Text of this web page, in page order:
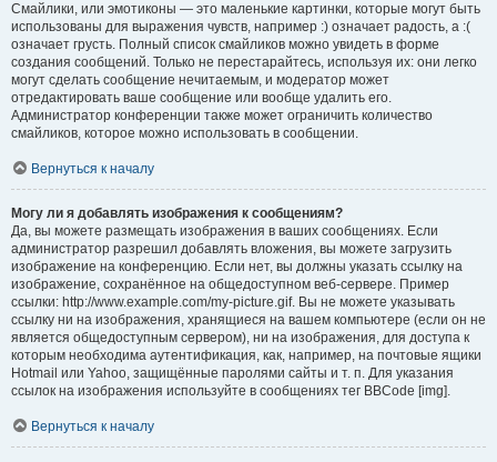
Смайлики, или эмотиконы — это маленькие картинки, которые могут быть
использованы для выражения чувств, например :) означает радость, а :(
означает грусть. Полный список смайликов можно увидеть в форме
создания сообщений. Только не перестарайтесь, используя их: они легко
могут сделать сообщение нечитаемым, и модератор может
отредактировать ваше сообщение или вообще удалить его.
Администратор конференции также может ограничить количество
смайликов, которое можно использовать в сообщении.
Вернуться к началу
Могу ли я добавлять изображения к сообщениям?
Да, вы можете размещать изображения в ваших сообщениях. Если
администратор разрешил добавлять вложения, вы можете загрузить
изображение на конференцию. Если нет, вы должны указать ссылку на
изображение, сохранённое на общедоступном веб-сервере. Пример
ссылки: http://www.example.com/my-picture.gif. Вы не можете указывать
ссылку ни на изображения, хранящиеся на вашем компьютере (если он не
является общедоступным сервером), ни на изображения, для доступа к
которым необходима аутентификация, как, например, на почтовые ящики
Hotmail или Yahoo, защищённые паролями сайты и т. п. Для указания
ссылок на изображения используйте в сообщениях тег BBCode [img].
Вернуться к началу